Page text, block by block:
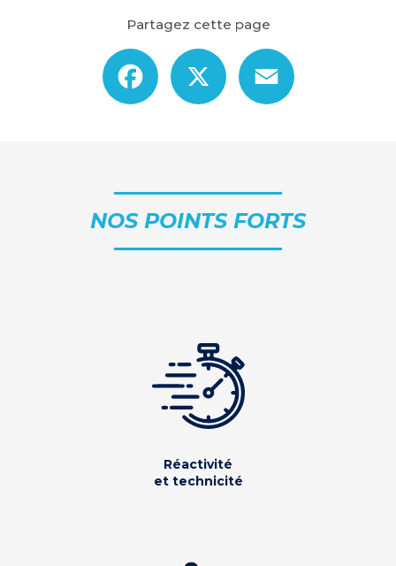
Partagez cette page
Facebook
NOS POINTS FORTS
Réactivité
et technicité